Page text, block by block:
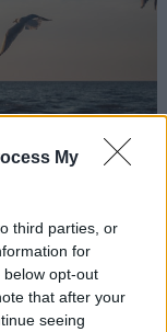
My
third parties, or
for
opt-out
that after your
seeing
mundo corren
ver con
de ellas
representa un